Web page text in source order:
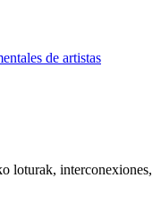
de artistas
loturak, interconexiones,